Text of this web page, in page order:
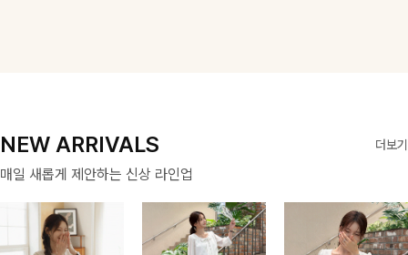
NEW ARRIVALS 더보기
매일 새롭게 제안하는 신상 라인업